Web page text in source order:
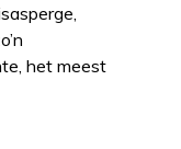
het meest